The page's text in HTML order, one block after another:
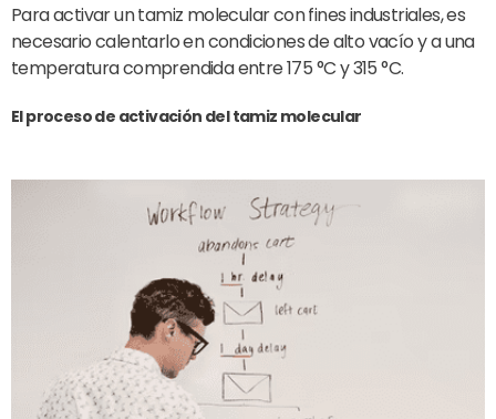
Para activar un tamiz molecular con fines industriales, es
necesario calentarlo en condiciones de alto vacío y a una
temperatura comprendida entre 175 °C y 315 °C.
El proceso de activación del tamiz molecular